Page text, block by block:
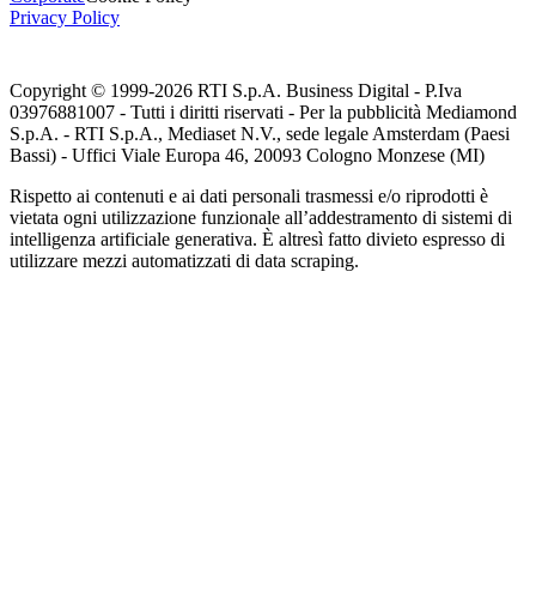
Privacy Policy
Copyright © 1999-2026 RTI S.p.A. Business Digital - P.Iva
03976881007 - Tutti i diritti riservati - Per la pubblicità Mediamond
S.p.A. - RTI S.p.A., Mediaset N.V., sede legale Amsterdam (Paesi
Bassi) - Uffici Viale Europa 46, 20093 Cologno Monzese (MI)
Rispetto ai contenuti e ai dati personali trasmessi e/o riprodotti è
vietata ogni utilizzazione funzionale all’addestramento di sistemi di
intelligenza artificiale generativa. È altresì fatto divieto espresso di
utilizzare mezzi automatizzati di data scraping.